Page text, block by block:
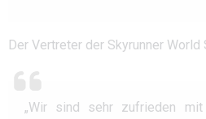
Der Vertreter der Skyrunner World
„Wir sind sehr zufrieden